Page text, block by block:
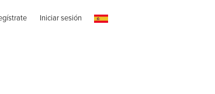
Iniciar sesión